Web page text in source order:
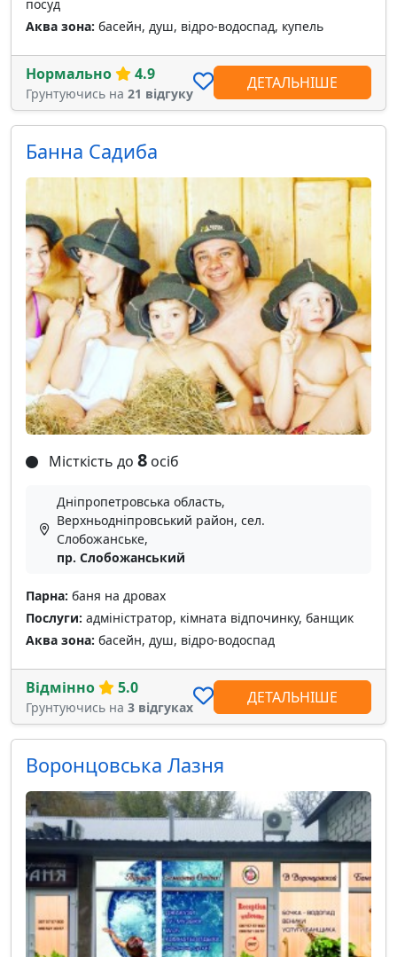
посуд
Аква зона: басейн, душ, відро-водоспад, купель
Нормально 4.9
Грунтуючись на 21 відгуку
ДЕТАЛЬНІШЕ
Банна Садиба
Місткість до 8 осіб
Дніпропетровська область,
Верхньодніпровський район, сел.
Слобожанське,
пр. Слобожанський
Парна: баня на дровах
Послуги: адміністратор, кімната відпочинку, банщик
Аква зона: басейн, душ, відро-водоспад
Відмінно 5.0
Грунтуючись на 3 відгуках
ДЕТАЛЬНІШЕ
Воронцовська Лазня